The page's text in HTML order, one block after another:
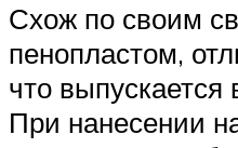
Схож по своим
пенопластом,
что
При нанесении